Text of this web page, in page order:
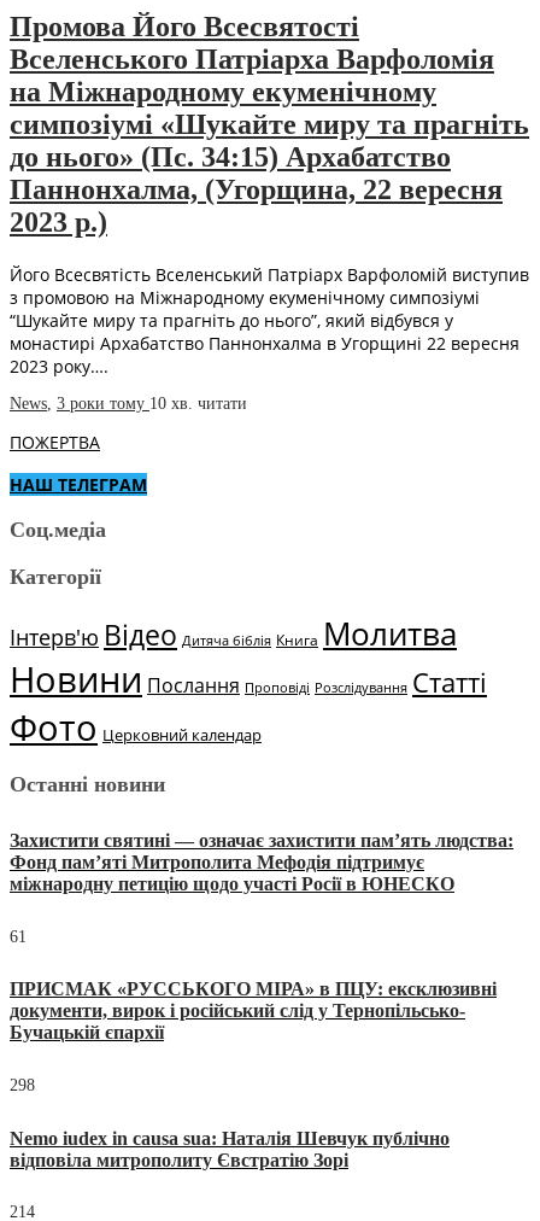
Промова Його Всесвятості
Вселенського Патріарха Варфоломія
на Міжнародному екуменічному
симпозіумі «Шукайте миру та прагніть
до нього» (Пс. 34:15) Архабатство
Паннонхалма, (Угорщина, 22 вересня
2023 р.)
Його Всесвятість Вселенський Патріарх Варфоломій виступив
з промовою на Міжнародному екуменічному симпозіумі
“Шукайте миру та прагніть до нього”, який відбувся у
монастирі Архабатство Паннонхалма в Угорщині 22 вересня
2023 року….
News, 3 роки тому 10 хв. читати
ПОЖЕРТВА
НАШ ТЕЛЕГРАМ
Соц.медіа
Категорії
Інтерв'ю Відео Дитяча біблія Книга Молитва
Новини Послання Проповіді Розслідування Статті
Фото Церковний календар
Останні новини
Захистити святині — означає захистити пам’ять людства:
Фонд пам’яті Митрополита Мефодія підтримує
міжнародну петицію щодо участі Росії в ЮНЕСКО
61
ПРИСМАК «РУССЬКОГО МІРА» в ПЦУ: ексклюзивні
документи, вирок і російський слід у Тернопільсько-
Бучацькій єпархії
298
Nemo iudex in causa sua: Наталія Шевчук публічно
відповіла митрополиту Євстратію Зорі
214